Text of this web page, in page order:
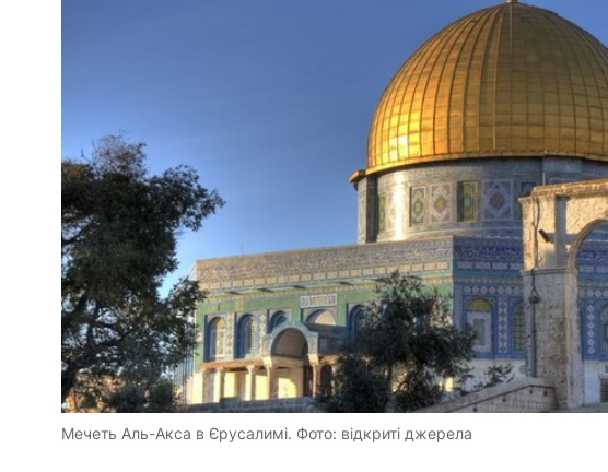
Мечеть Аль-Акса в Єрусалимі. Фото: відкриті джерела